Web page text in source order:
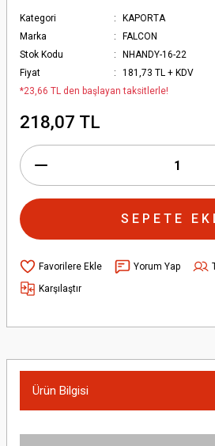
Kategori
KAPORTA
Marka
FALCON
Stok Kodu
NHANDY-16-22
Fiyat
181,73 TL + KDV
*23,66 TL den başlayan taksitlerle!
218,07 TL
SEPETE
Yorum Yap
Karşılaştır
Ürün Bilgisi